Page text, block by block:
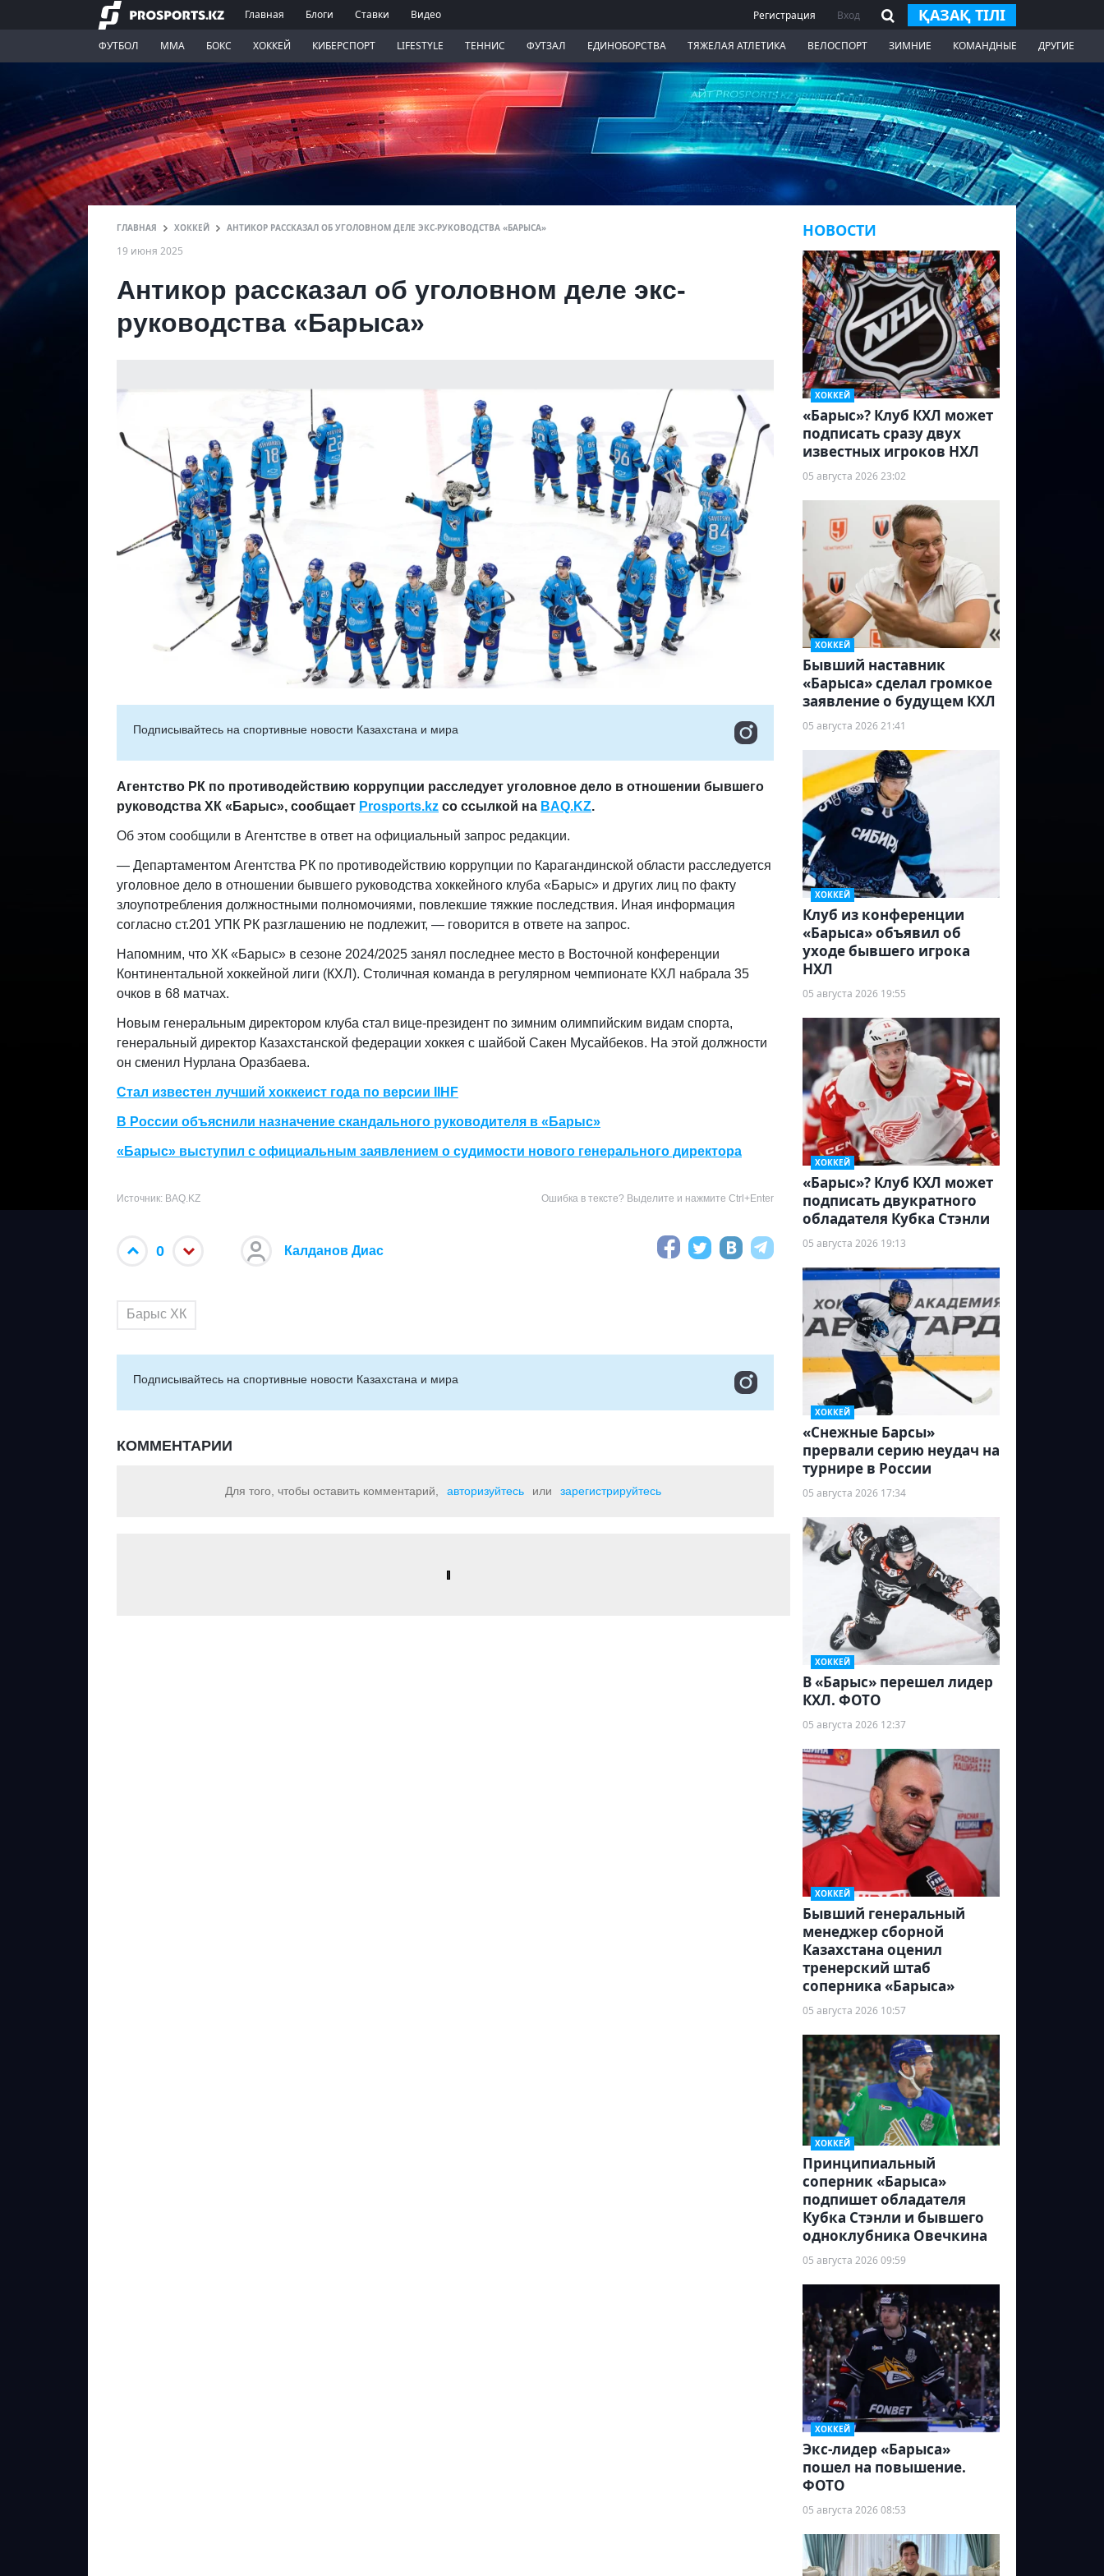
Главная Блоги Ставки Видео Регистрация Вход ҚАЗАҚ ТІЛІ
ФУТБОЛ ММА БОКС ХОККЕЙ КИБЕРСПОРТ LIFESTYLE ТЕННИС ФУТЗАЛ ЕДИНОБОРСТВА ТЯЖЕЛАЯ АТЛЕТИКА ВЕЛОСПОРТ ЗИМНИЕ КОМАНДНЫЕ ДРУГИЕ
ГЛАВНАЯ ХОККЕЙ АНТИКОР РАССКАЗАЛ ОБ УГОЛОВНОМ ДЕЛЕ ЭКС-РУКОВОДСТВА «БАРЫСА»
19 июня 2025
Антикор рассказал об уголовном деле экс-
руководства «Барыса»
Подписывайтесь на cпортивные новости Казахстана и мира
Агентство РК по противодействию коррупции расследует уголовное дело в отношении бывшего
руководства ХК « Барыс», сообщает Prosports.kz со ссылкой на BAQ.KZ.
Об этом сообщили в Агентстве в ответ на официальный запрос редакции.
— Департаментом Агентства РК по противодействию коррупции по Карагандинской области расследуется
уголовное дело в отношении бывшего руководства хоккейного клуба «Барыс» и других лиц по факту
злоупотребления должностными полномочиями, повлекшие тяжкие последствия. Иная информация
согласно ст.201 УПК РК разглашению не подлежит, — говорится в ответе на запрос.
Напомним, что ХК «Барыс» в сезоне 2024/2025 занял последнее место в Восточной конференции
Континентальной хоккейной лиги (КХЛ). Столичная команда в регулярном чемпионате КХЛ набрала 35
очков в 68 матчах.
Новым генеральным директором клуба стал вице-президент по зимним олимпийским видам спорта,
генеральный директор Казахстанской федерации хоккея с шайбой Сакен Мусайбеков. На этой должности
он сменил Нурлана Оразбаева.
Стал известен лучший хоккеист года по версии IIHF
В России объяснили назначение скандального руководителя в «Барыс»
«Барыс» выступил с официальным заявлением о судимости нового генерального директора
Источник: BAQ.KZ Ошибка в тексте? Выделите и нажмите Ctrl+Enter
0 Калданов Диас
Барыс ХК
Подписывайтесь на cпортивные новости Казахстана и мира
КОММЕНТАРИИ
Для того, чтобы оставить комментарий, авторизуйтесь или зарегистрируйтесь
НОВОСТИ
ХОККЕЙ
«Барыс»? Клуб КХЛ может
подписать сразу двух
известных игроков НХЛ
05 августа 2026 23:02
ХОККЕЙ
Бывший наставник
«Барыса» сделал громкое
заявление о будущем КХЛ
05 августа 2026 21:41
ХОККЕЙ
Клуб из конференции
«Барыса» объявил об
уходе бывшего игрока
НХЛ
05 августа 2026 19:55
ХОККЕЙ
«Барыс»? Клуб КХЛ может
подписать двукратного
обладателя Кубка Стэнли
05 августа 2026 19:13
ХОККЕЙ
«Снежные Барсы»
прервали серию неудач на
турнире в России
05 августа 2026 17:34
ХОККЕЙ
В «Барыс» перешел лидер
КХЛ. ФОТО
05 августа 2026 12:37
ХОККЕЙ
Бывший генеральный
менеджер сборной
Казахстана оценил
тренерский штаб
соперника «Барыса»
05 августа 2026 10:57
ХОККЕЙ
Принципиальный
соперник «Барыса»
подпишет обладателя
Кубка Стэнли и бывшего
одноклубника Овечкина
05 августа 2026 09:59
ХОККЕЙ
Экс-лидер «Барыса»
пошел на повышение.
ФОТО
05 августа 2026 08:53